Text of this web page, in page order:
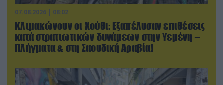
07.08.2026 | 08:02
Κλιμακώνουν οι Χούθι: Eξαπέλυσαν επιθέσεις
κατά στρατιωτικών δυνάμεων στην Υεμένη –
Πλήγματα & στη Σαουδική Αραβία!